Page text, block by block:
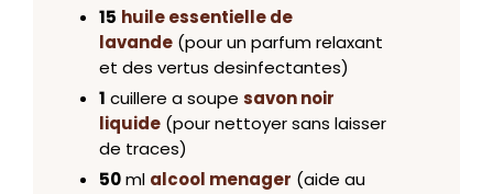
15 huile essentielle de
lavande (pour un parfum relaxant
et des vertus desinfectantes)
1 cuillere a soupe savon noir
liquide (pour nettoyer sans laisser
de traces)
50ml alcool menager (aide au